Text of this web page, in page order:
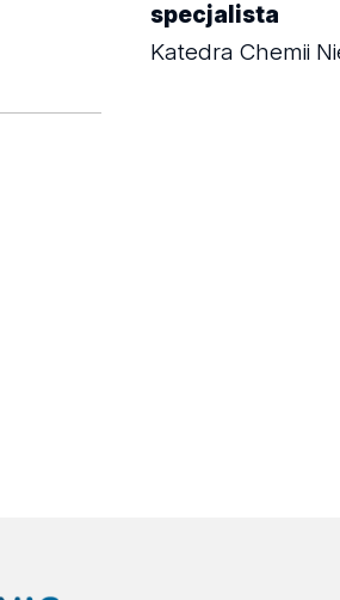
specjalista
Katedra Chemii